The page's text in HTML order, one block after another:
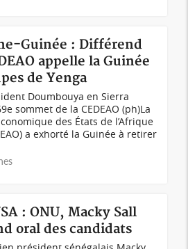
Guinée : Différend
appelle la Guinée
de Yenga
Doumbouya en Sierra
sommet de la CEDEAO (ph)La
des États de l’Afrique
a exhorté la Guinée à retirer
: ONU, Macky Sall
oral des candidats